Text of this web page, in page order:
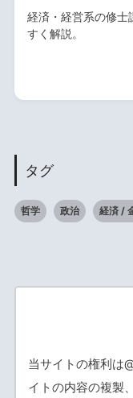
経済・経営系の修士
すく解説。
タグ
哲学 政治 経済 /
当サイトの権利は
イトの内容の複製